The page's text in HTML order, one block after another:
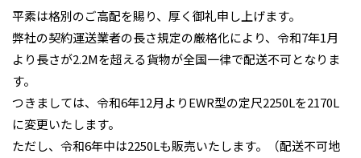
平素は格別のご高配を賜り、厚く御礼申し上げます。
弊社の契約運送業者の長さ規定の厳格化により、令和7年1月
より長さが2.2Mを超える貨物が全国一律で配送不可となりま
す。
つきましては、令和6年12月よりEWR型の定尺2250Lを2170L
に変更いたします。
ただし、令和6年中は2250Lも販売いたします。（配送不可地